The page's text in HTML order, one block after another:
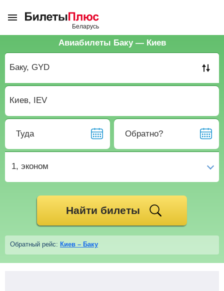
Авиабилеты Баку — Киев
Туда Обратно?
1, эконом
Найти билеты
Обратный рейс: Киев – Баку